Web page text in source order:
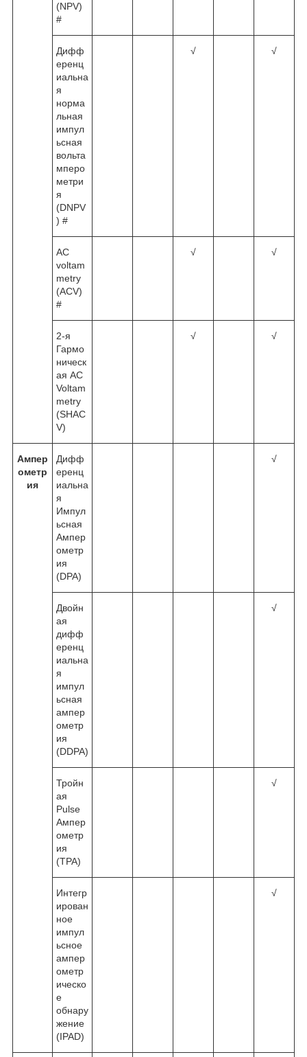
(NPV)
#
Дифф
еренц
иальна
я
норма
льная
импул
ьсная
вольта
мперо
метри
я
(DNPV
) #
√ √
AC
voltam
metry
(ACV)
#
√ √
2-я
Гармо
ническ
ая AC
Voltam
metry
(SHAC
V)
√ √
Ампер
ометр
ия
Дифф
еренц
иальна
я
Импул
ьсная
Ампер
ометр
ия
(DPA)
√
Двойн
ая
дифф
еренц
иальна
я
импул
ьсная
ампер
ометр
ия
(DDPA)
√
Тройн
ая
Pulse
Ампер
ометр
ия
(TPA)
√
Интегр
ирован
ное
импул
ьсное
ампер
ометр
ическо
е
обнару
жение
(IPAD)
√